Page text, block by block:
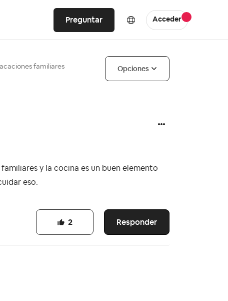
Preguntar Acceder
familiares Opciones
y la cocina es un buen elemento
eso.
Responder
2